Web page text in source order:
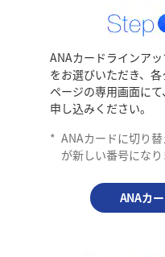
ANAカードラインア
をお選びいただき、
ページの専用画面に
申し込みください。
* ANAカードに切り
が新しい番号になり
ANAカ